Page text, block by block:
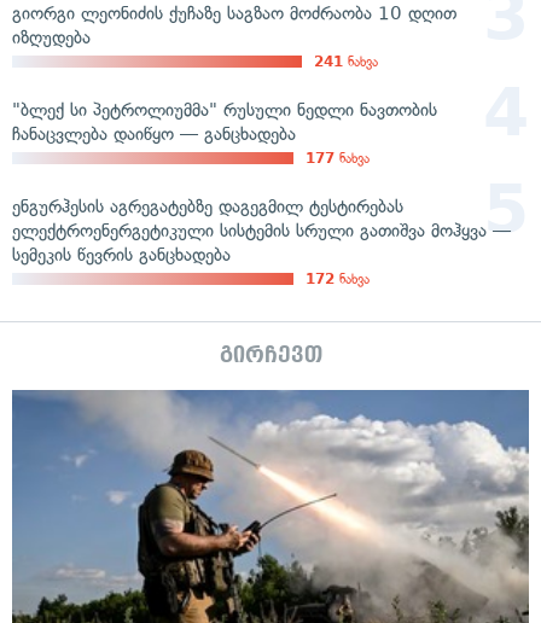
გიორგი ლეონიძის ქუჩაზე საგზაო მოძრაობა 10 დღით
იზღუდება
241 ნახვა
"ბლექ სი პეტროლიუმმა" რუსული ნედლი ნავთობის
ჩანაცვლება დაიწყო — განცხადება
177 ნახვა
ენგურჰესის აგრეგატებზე დაგეგმილ ტესტირებას
ელექტროენერგეტიკული სისტემის სრული გათიშვა მოჰყვა —
სემეკის წევრის განცხადება
172 ნახვა
გირჩევთ